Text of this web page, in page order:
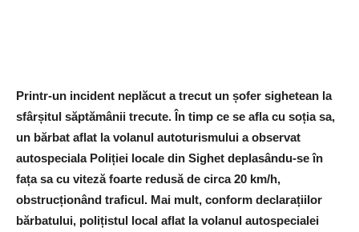
Printr-un incident neplăcut a trecut un șofer sighetean la
sfârșitul săptămânii trecute. În timp ce se afla cu soția sa,
un bărbat aflat la volanul autoturismului a observat
autospeciala Poliției locale din Sighet deplasându-se în
fața sa cu viteză foarte redusă de circa 20 km/h,
obstrucționând traficul. Mai mult, conform declarațiilor
bărbatului, polițistul local aflat la volanul autospecialei